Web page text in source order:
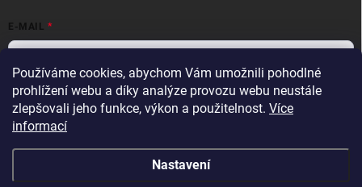
Používáme cookies, abychom Vám umožnili pohodlné
prohlížení webu a díky analýze provozu webu neustále
zlepšovali jeho funkce, výkon a použitelnost. Více
informací
Nastavení
E-MAIL
Vložením e-mailu souhlasíte spodmínkami ochrany osobních údajů
Přihlásit se